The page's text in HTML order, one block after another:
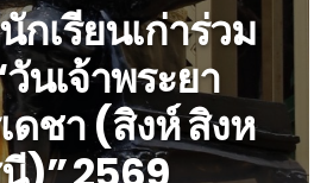
เรียนเก่าร่วม
นเจ้าพระยา
ดชา (สิงห์ สิงห